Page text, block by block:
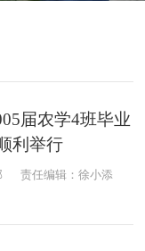
届农学4班毕业
利举行
责任编辑：徐小添